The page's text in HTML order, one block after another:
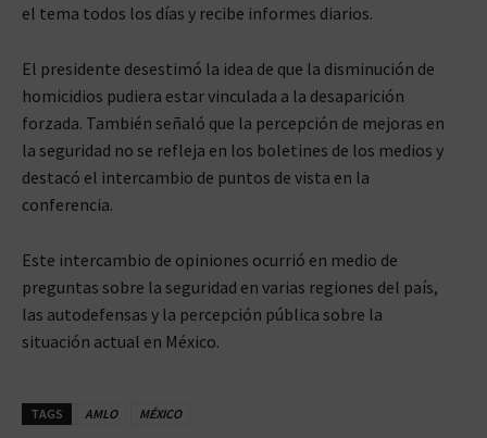
el tema todos los días y recibe informes diarios.
El presidente desestimó la idea de que la disminución de
homicidios pudiera estar vinculada a la desaparición
forzada. También señaló que la percepción de mejoras en
la seguridad no se refleja en los boletines de los medios y
destacó el intercambio de puntos de vista en la
conferencia.
Este intercambio de opiniones ocurrió en medio de
preguntas sobre la seguridad en varias regiones del país,
las autodefensas y la percepción pública sobre la
situación actual en México.
TAGS AMLO MÉXICO